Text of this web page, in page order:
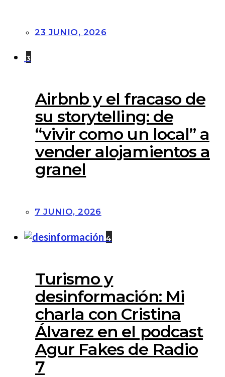
23 JUNIO, 2026
3
Airbnb y el fracaso de
su storytelling: de
“vivir como un local” a
vender alojamientos a
granel
7 JUNIO, 2026
4
Turismo y
desinformación: Mi
charla con Cristina
Álvarez en el podcast
Agur Fakes de Radio
7